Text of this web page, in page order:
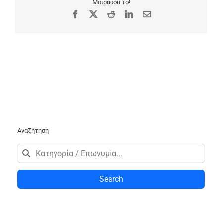
Μοιράσου το!
Facebook RedditLinkedIn
Email
Αναζήτηση
Search